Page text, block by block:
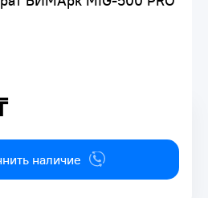
наличие